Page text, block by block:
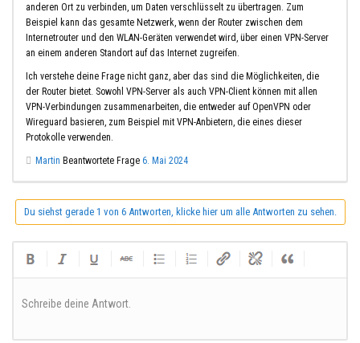
anderen Ort zu verbinden, um Daten verschlüsselt zu übertragen. Zum
Beispiel kann das gesamte Netzwerk, wenn der Router zwischen dem
Internetrouter und den WLAN-Geräten verwendet wird, über einen VPN-Server
an einem anderen Standort auf das Internet zugreifen.
Ich verstehe deine Frage nicht ganz, aber das sind die Möglichkeiten, die
der Router bietet. Sowohl VPN-Server als auch VPN-Client können mit allen
VPN-Verbindungen zusammenarbeiten, die entweder auf OpenVPN oder
Wireguard basieren, zum Beispiel mit VPN-Anbietern, die eines dieser
Protokolle verwenden.
Martin Beantwortete Frage 6. Mai 2024
Du siehst gerade 1 von 6 Antworten, klicke hier um alle Antworten zu sehen.
Schreibe deine Antwort.